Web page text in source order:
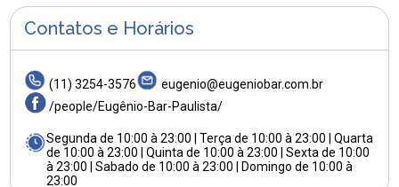
Contatos e Horários
(11) 3254-3576
eugenio@eugeniobar.com.br
/people/Eugênio-Bar-Paulista/
Segunda de 10:00 à 23:00 | Terça de 10:00 à 23:00 | Quarta
de 10:00 à 23:00 | Quinta de 10:00 à 23:00 | Sexta de 10:00
à 23:00 | Sabado de 10:00 à 23:00 | Domingo de 10:00 à
23:00